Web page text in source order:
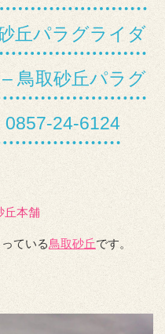
丘パラグライダ
鳥取砂丘パラグ
24-6124
丘本舗
ている鳥取砂丘です。